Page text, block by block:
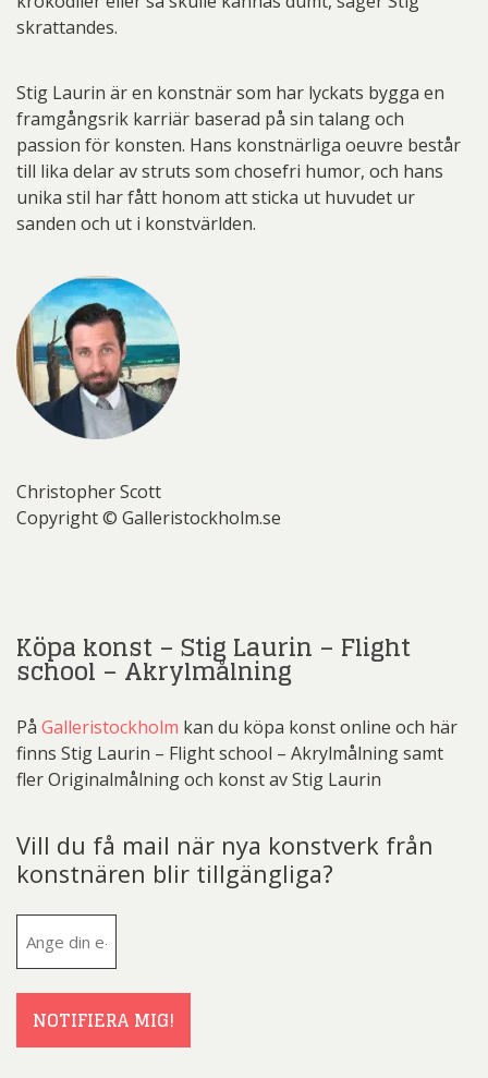
skrattandes.
Stig Laurin är en konstnär som har lyckats bygga en
framgångsrik karriär baserad på sin talang och
passion för konsten. Hans konstnärliga oeuvre består
till lika delar av struts som chosefri humor, och hans
unika stil har fått honom att sticka ut huvudet ur
sanden och ut i konstvärlden.
Christopher Scott
Copyright © Galleristockholm.se
Köpa konst – Stig Laurin – Flight
school – Akrylmålning
På Galleristockholm kan du köpa konst online och här
finns Stig Laurin – Flight school – Akrylmålning samt
fler Originalmålning och konst av Stig Laurin
Vill du få mail när nya konstverk från
konstnären blir tillgängliga?
NOTIFIERA MIG!